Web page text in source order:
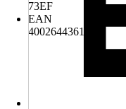
73EF
EAN
4002644361062